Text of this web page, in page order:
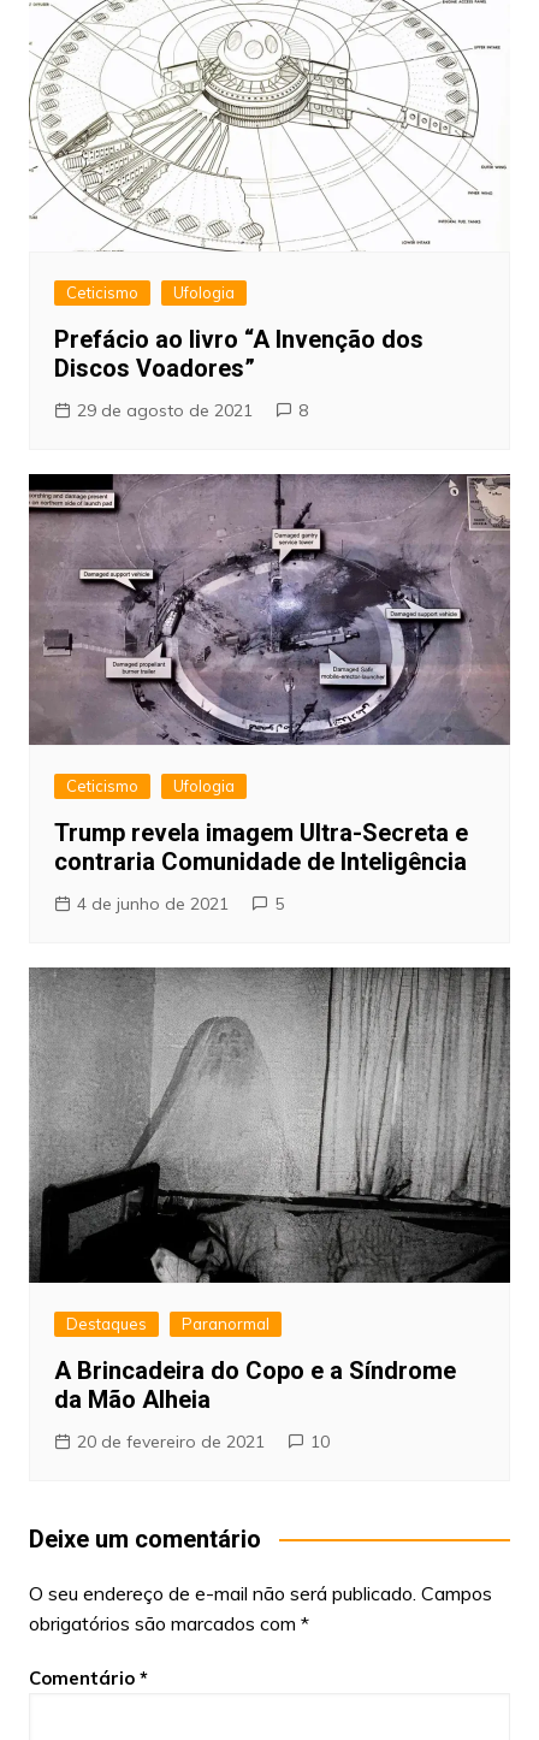
Ceticismo Ufologia
Prefácio ao livro “A Invenção dos
Discos Voadores”
29 de agosto de 2021 8
Ceticismo Ufologia
Trump revela imagem Ultra-Secreta e
contraria Comunidade de Inteligência
4 de junho de 2021 5
Destaques Paranormal
A Brincadeira do Copo e a Síndrome
da Mão Alheia
20 de fevereiro de 2021 10
Deixe um comentário
O seu endereço de e-mail não será publicado. Campos
obrigatórios são marcados com *
Comentário *